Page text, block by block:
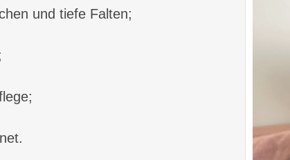
und tiefe Falten;